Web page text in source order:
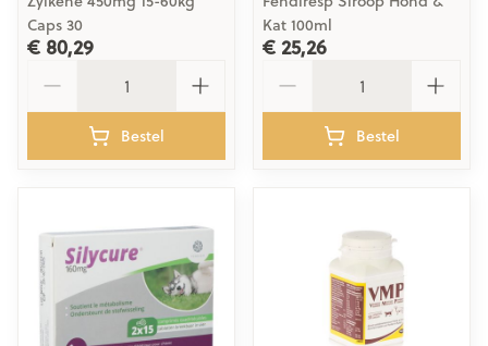
Caps 30
€ 80,29
Bestel
Kat 100ml
€ 25,26
Bestel